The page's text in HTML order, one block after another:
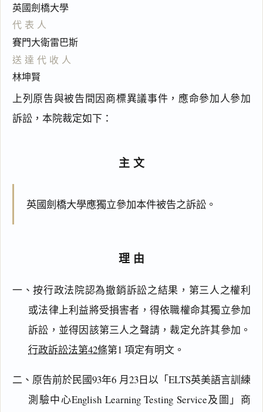
英國劍橋大學
代表人
賽門大衛雷巴斯
送達代收人
林坤賢
上列原告與被告間因商標異議事件，應命參加人參加
訴訟，本院裁定如下：
主文
英國劍橋大學應獨立參加本件被告之訴訟。
理由
一、按行政法院認為撤銷訴訟之結果，第三人之權利
或法律上利益將受損害者，得依職權命其獨立參加
訴訟，並得因該第三人之聲請，裁定允許其參加。
行政訴訟法第42條第1 項定有明文。
二、原告前於民國93年6 月23日以「ELTS英美語言訓練
測驗中心English Learning Testing Service及圖」商